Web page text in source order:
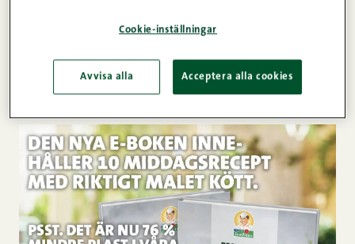
den tillräckligt hållbar och går bra att frysa in.
Cookie-inställningar
Avvisa alla Acceptera alla cookies